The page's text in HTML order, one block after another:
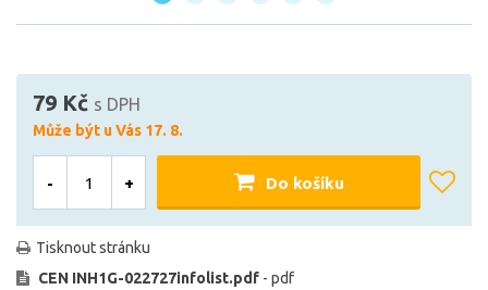
79 Kč s DPH
Může být u Vás 17. 8.
- + Do košíku
Tisknout stránku
CEN INH1G-022727infolist.pdf - pdf